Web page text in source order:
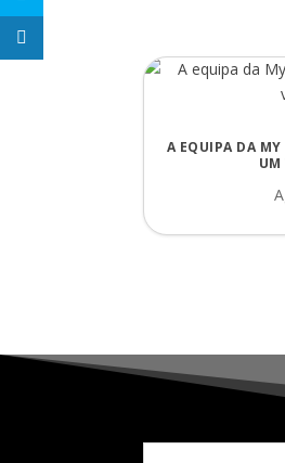
A EQUIPA DA MY
UM